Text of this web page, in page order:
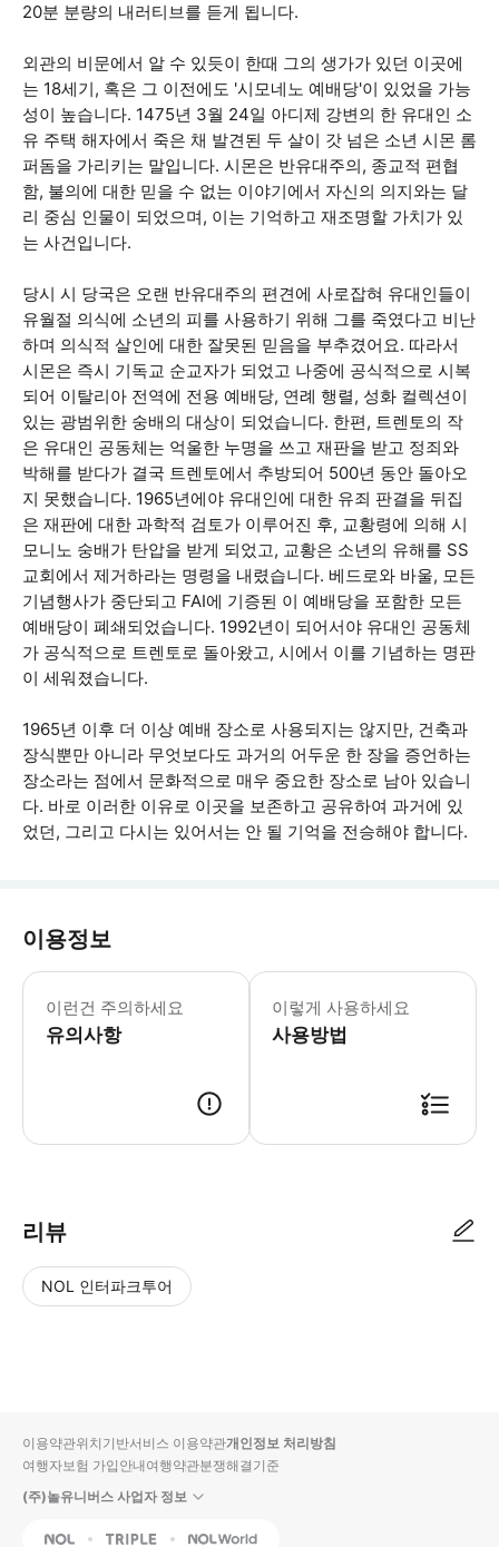
20분 분량의 내러티브를 듣게 됩니다.
외관의 비문에서 알 수 있듯이 한때 그의 생가가 있던 이곳에
는 18세기, 혹은 그 이전에도 '시모네노 예배당'이 있었을 가능
성이 높습니다. 1475년 3월 24일 아디제 강변의 한 유대인 소
유 주택 해자에서 죽은 채 발견된 두 살이 갓 넘은 소년 시몬 롬
퍼돔을 가리키는 말입니다. 시몬은 반유대주의, 종교적 편협
함, 불의에 대한 믿을 수 없는 이야기에서 자신의 의지와는 달
리 중심 인물이 되었으며, 이는 기억하고 재조명할 가치가 있
는 사건입니다.
당시 시 당국은 오랜 반유대주의 편견에 사로잡혀 유대인들이
유월절 의식에 소년의 피를 사용하기 위해 그를 죽였다고 비난
하며 의식적 살인에 대한 잘못된 믿음을 부추겼어요. 따라서
시몬은 즉시 기독교 순교자가 되었고 나중에 공식적으로 시복
되어 이탈리아 전역에 전용 예배당, 연례 행렬, 성화 컬렉션이
있는 광범위한 숭배의 대상이 되었습니다. 한편, 트렌토의 작
은 유대인 공동체는 억울한 누명을 쓰고 재판을 받고 정죄와
박해를 받다가 결국 트렌토에서 추방되어 500년 동안 돌아오
지 못했습니다. 1965년에야 유대인에 대한 유죄 판결을 뒤집
은 재판에 대한 과학적 검토가 이루어진 후, 교황령에 의해 시
모니노 숭배가 탄압을 받게 되었고, 교황은 소년의 유해를 SS
교회에서 제거하라는 명령을 내렸습니다. 베드로와 바울, 모든
기념행사가 중단되고 FAI에 기증된 이 예배당을 포함한 모든
예배당이 폐쇄되었습니다. 1992년이 되어서야 유대인 공동체
가 공식적으로 트렌토로 돌아왔고, 시에서 이를 기념하는 명판
이 세워졌습니다.
1965년 이후 더 이상 예배 장소로 사용되지는 않지만, 건축과
장식뿐만 아니라 무엇보다도 과거의 어두운 한 장을 증언하는
장소라는 점에서 문화적으로 매우 중요한 장소로 남아 있습니
다. 바로 이러한 이유로 이곳을 보존하고 공유하여 과거에 있
었던, 그리고 다시는 있어서는 안 될 기억을 전승해야 합니다.
이용정보
이런건 주의하세요
유의사항
* 소요시간 : 45분 (옵션에 따라 소요
이렇게 사용하세요
사용방법
리뷰
NOL 인터파크투어
입니
다.
순
상
이용약관위치기반서비스 이용약관개인정보 처리방침
여행자보험 가입안내여행약관분쟁해결기준
(주)놀유니버스 사업자 정보